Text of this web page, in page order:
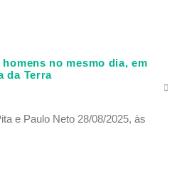
no mesmo dia, em
da Terra
e Paulo Neto 28/08/2025, às